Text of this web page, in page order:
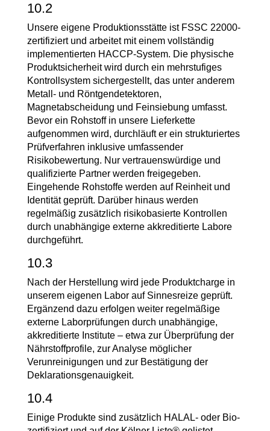
10.2
Unsere eigene Produktionsstätte ist FSSC 22000-
zertifiziert und arbeitet mit einem vollständig
implementierten HACCP-System. Die physische
Produktsicherheit wird durch ein mehrstufiges
Kontrollsystem sichergestellt, das unter anderem
Metall- und Röntgendetektoren,
Magnetabscheidung und Feinsiebung umfasst.
Bevor ein Rohstoff in unsere Lieferkette
aufgenommen wird, durchläuft er ein strukturiertes
Prüfverfahren inklusive umfassender
Risikobewertung. Nur vertrauenswürdige und
qualifizierte Partner werden freigegeben.
Eingehende Rohstoffe werden auf Reinheit und
Identität geprüft. Darüber hinaus werden
regelmäßig zusätzlich risikobasierte Kontrollen
durch unabhängige externe akkreditierte Labore
durchgeführt.
10.3
Nach der Herstellung wird jede Produktcharge in
unserem eigenen Labor auf Sinnesreize geprüft.
Ergänzend dazu erfolgen weiter regelmäßige
externe Laborprüfungen durch unabhängige,
akkreditierte Institute – etwa zur Überprüfung der
Nährstoffprofile, zur Analyse möglicher
Verunreinigungen und zur Bestätigung der
Deklarationsgenauigkeit.
10.4
Einige Produkte sind zusätzlich HALAL- oder Bio-